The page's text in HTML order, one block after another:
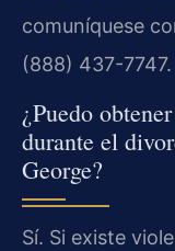
comuníquese
(888) 437-7747.
¿Puedo
durante el
George?
Sí. Si existe